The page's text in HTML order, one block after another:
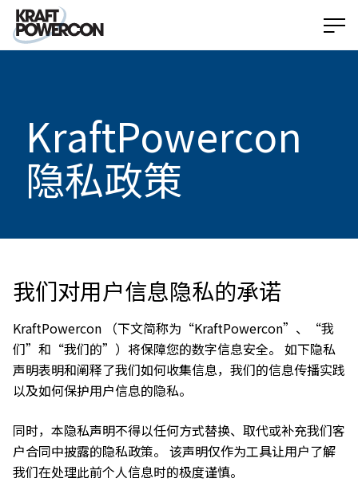
KraftPowercon
隐私政策
我们对用户信息隐私的承诺
KraftPowercon （下文简称为“KraftPowercon”、“我
们”和“我们的”）将保障您的数字信息安全。 如下隐私
声明表明和阐释了我们如何收集信息，我们的信息传播实践
以及如何保护用户信息的隐私。
同时，本隐私声明不得以任何方式替换、取代或补充我们客
户合同中披露的隐私政策。 该声明仅作为工具让用户了解
我们在处理此前个人信息时的极度谨慎。